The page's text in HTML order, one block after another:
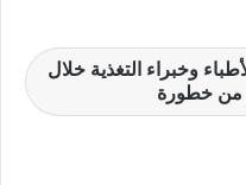
وخبراء التغذية خلال
من خطورة